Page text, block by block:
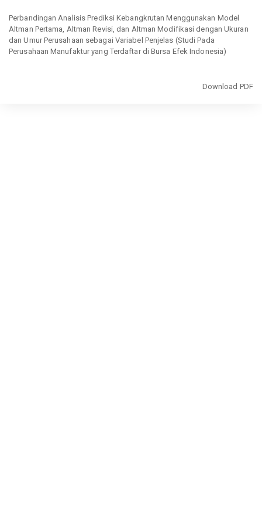
Article
Details
Perbandingan Analisis Prediksi Kebangkrutan Menggunakan Model
Altman Pertama, Altman Revisi, dan Altman Modifikasi dengan Ukuran
dan Umur Perusahaan sebagai Variabel Penjelas (Studi Pada
Perusahaan Manufaktur yang Terdaftar di Bursa Efek Indonesia)
Download
Download PDF